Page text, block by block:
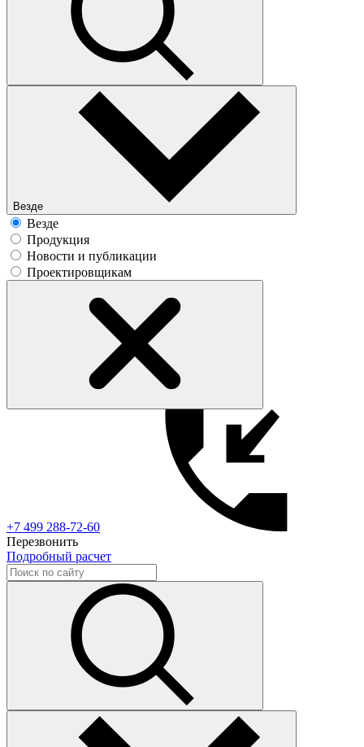
Везде
Везде
Продукция
Новости и публикации
Проектировщикам
+7 499 288-72-60
Перезвонить
Подробный расчет